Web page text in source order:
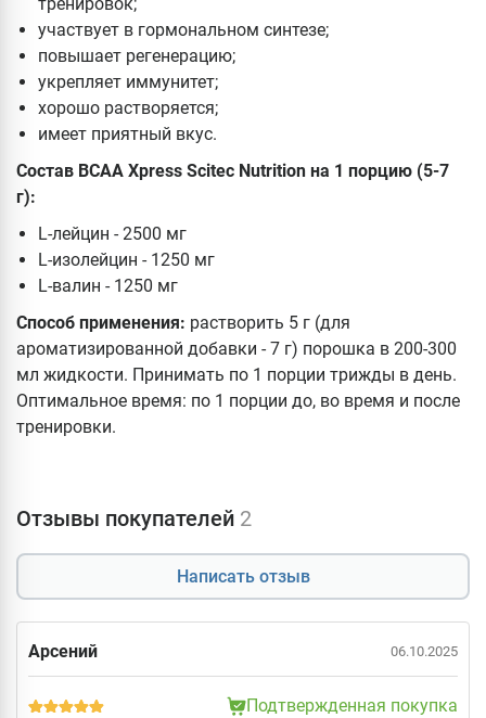
тренировок;
участвует в гормональном синтезе;
повышает регенерацию;
укрепляет иммунитет;
хорошо растворяется;
имеет приятный вкус.
Состав BCAA Xpress Scitec Nutrition на 1 порцию (5-7
г):
L-лейцин - 2500 мг
L-изолейцин - 1250 мг
L-валин - 1250 мг
Способ применения: растворить 5 г (для
ароматизированной добавки - 7 г) порошка в 200-300
мл жидкости. Принимать по 1 порции трижды в день.
Оптимальное время: по 1 порции до, во время и после
тренировки.
Отзывы покупателей 2
Написать отзыв
Арсений 06.10.2025
Подтвержденная покупка